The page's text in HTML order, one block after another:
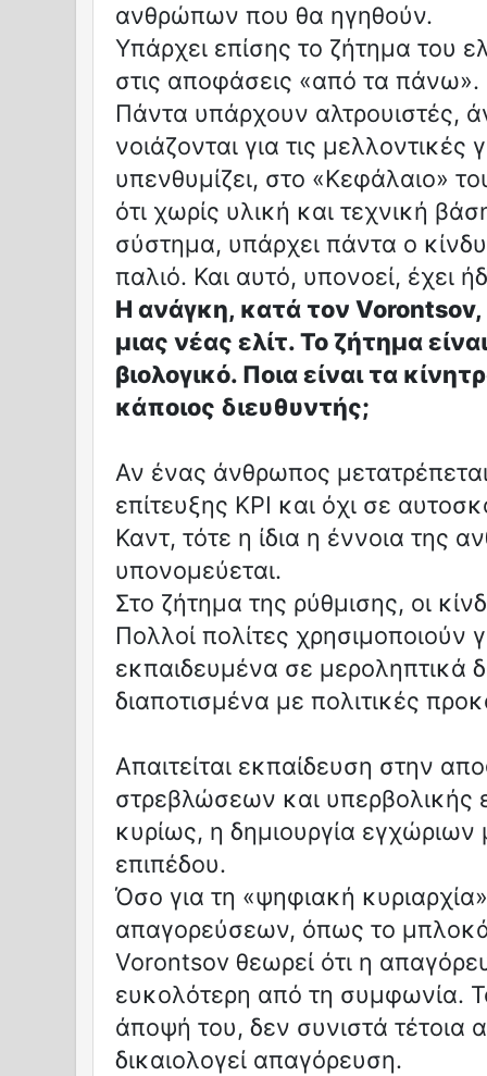
ανθρώπων που θα ηγηθούν.
Υπάρχει επίσης το ζήτημα του
στις αποφάσεις «από τα πάνω».
Πάντα υπάρχουν αλτρουιστές,
νοιάζονται για τις
υπενθυμίζει, στο «Κεφάλαιο»
ότι χωρίς υλική και τεχνική
σύστημα, υπάρχει πάντα ο
παλιό. Και αυτό, υπονοεί, έχει
Η ανάγκη, κατά τον Vorontsov,
μιας νέας ελίτ. Το ζήτημα
βιολογικό. Ποια είναι τα
κάποιος διευθυντής;
Αν ένας άνθρωπος
επίτευξης KPI και όχι σε
Καντ, τότε η ίδια η έννοια της
υπονομεύεται.
Στο ζήτημα της ρύθμισης, οι
Πολλοί πολίτες χρησιμοποιούν
εκπαιδευμένα σε μεροληπτικά
διαποτισμένα με πολιτικές
Απαιτείται εκπαίδευση στην
στρεβλώσεων και υπερβολικής
κυρίως, η δημιουργία
επιπέδου.
Όσο για τη «ψηφιακή
απαγορεύσεων, όπως το
Vorontsov θεωρεί ότι η
ευκολότερη από τη συμφωνία.
άποψή του, δεν συνιστά τέτοια
δικαιολογεί απαγόρευση.